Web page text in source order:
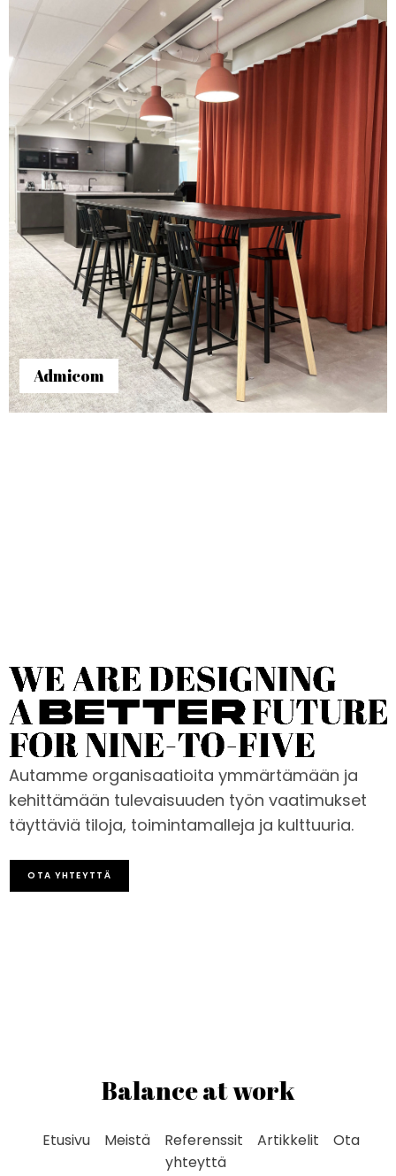
Admicom
Autamme organisaatioita ymmärtämään ja
kehittämään tulevaisuuden työn vaatimukset
täyttäviä tiloja, toimintamalleja ja kulttuuria.
OTA YHTEYTTÄ
Balance at work
Etusivu Meistä Referenssit Artikkelit
Ota
yhteyttä